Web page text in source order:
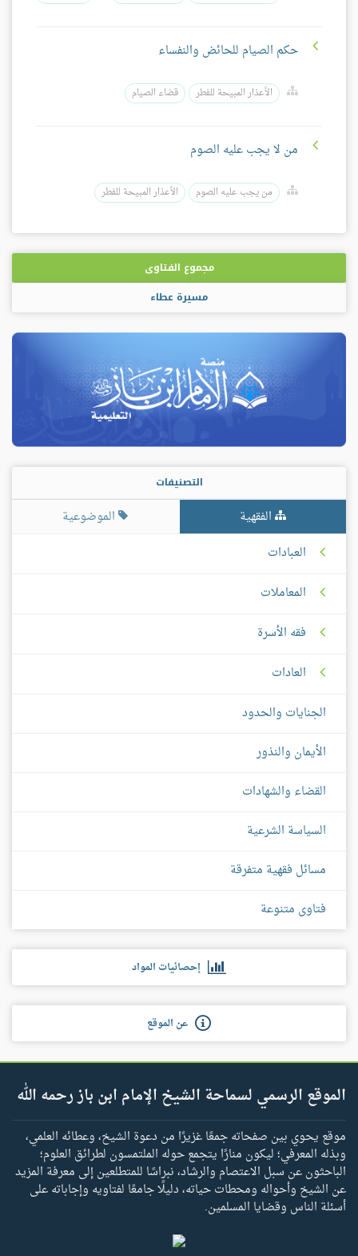
حكم الصيام للحائض والنفساء
الأعذار المبيحة للفطر قضاء الصيام
من لا يجب عليه الصوم
من يجب عليه الصوم الأعذار المبيحة للفطر
مجموع الفتاوى
مسيرة عطاء
التصنيفات
الفقهية
الموضوعية
العبادات
المعاملات
فقه الأسرة
العادات
الجنايات والحدود
الأيمان والنذور
القضاء والشهادات
السياسة الشرعية
مسائل فقهية متفرقة
فتاوى متنوعة
إحصائيات المواد
عن الموقع
الموقع الرسمي لسماحة الشيخ الإمام ابن باز رحمه الله
موقع يحوي بين صفحاته جمعًا غزيرًا من دعوة الشيخ، وعطائه العلمي،
وبذله المعرفي؛ ليكون منارًا يتجمع حوله الملتمسون لطرائق العلوم؛
الباحثون عن سبل الاعتصام والرشاد، نبراسًا للمتطلعين إلى معرفة المزيد
عن الشيخ وأحواله ومحطات حياته، دليلًا جامعًا لفتاويه وإجاباته على
أسئلة الناس وقضايا المسلمين.